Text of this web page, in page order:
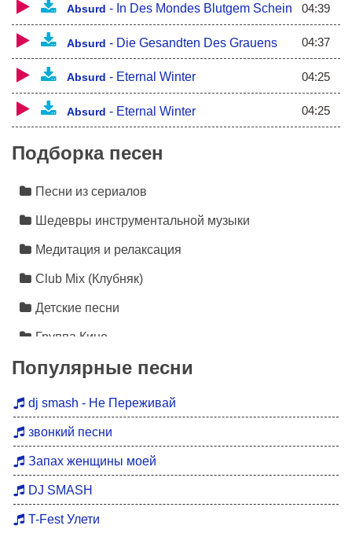
Absurd - In Des Mondes Blutgem Schein 04:39
Absurd - Die Gesandten Des Grauens 04:37
Absurd - Eternal Winter 04:25
Absurd - Eternal Winter 04:25
Подборка песен
Песни из сериалов
Шедевры инструментальной музыки
Медитация и релаксация
Club Mix (Клубняк)
Детские песни
Группа Кино
Лезгинка
Инструментальная музыка
Песни про любовь
Дискотека 90
Хиты 80
Популярные песни
dj smash - Не Переживай
звонкий песни
Запах женщины моей
DJ SMASH
T-Fest Улети